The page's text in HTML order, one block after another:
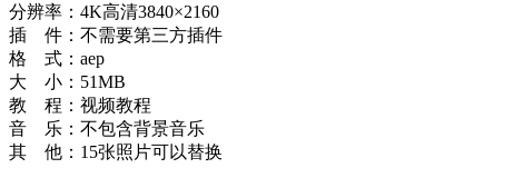
分辨率：4K高清3840×2160
插 件：不需要第三方插件
格 式：aep
大 小：51MB
教 程：视频教程
音 乐：不包含背景音乐
其 他：15张照片可以替换